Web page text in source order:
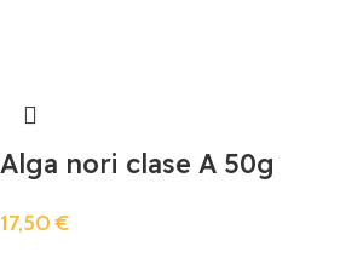
Alga nori clase A 50g
17,50€